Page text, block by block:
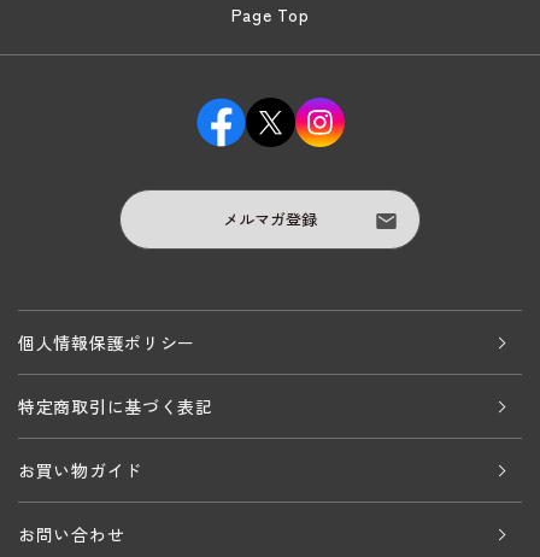
Page Top
メルマガ登録
個人情報保護ポリシー
特定商取引に基づく表記
お買い物ガイド
お問い合わせ